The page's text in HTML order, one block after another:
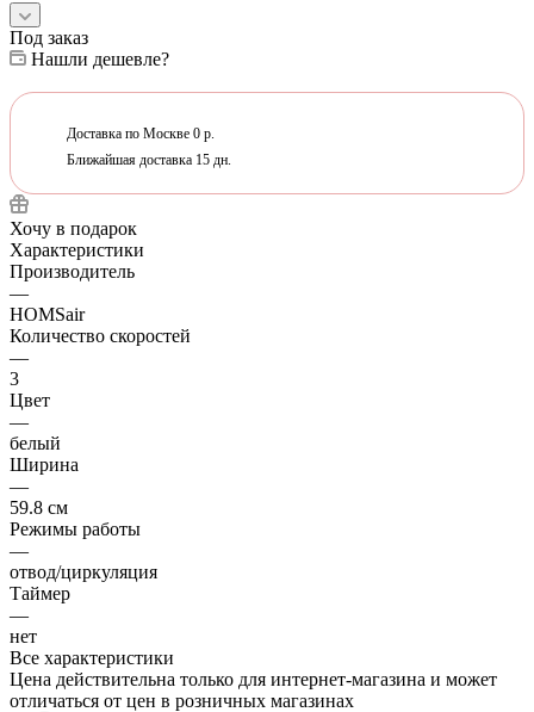
Под заказ
Нашли дешевле?
Доставка по Москве 0 р.
Ближайшая доставка 15 дн.
Хочу в подарок
Характеристики
Производитель
—
HOMSair
Количество скоростей
—
3
Цвет
—
белый
Ширина
—
59.8 см
Режимы работы
—
отвод/циркуляция
Таймер
—
нет
Все характеристики
Цена действительна только для интернет-магазина и может
отличаться от цен в розничных магазинах